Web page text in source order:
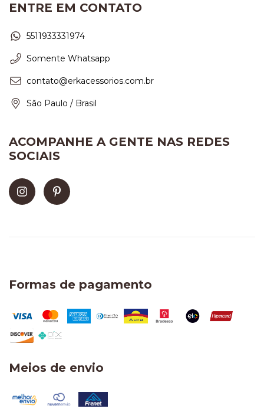
ENTRE EM CONTATO
5511933331974
Somente Whatsapp
contato@erkacessorios.com.br
São Paulo / Brasil
ACOMPANHE A GENTE NAS REDES
SOCIAIS
Formas de pagamento
Meios de envio